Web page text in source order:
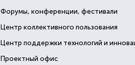
Форумы, конференции, фестивали
Центр коллективного пользования
Центр поддержки технологий и
Проектный офис